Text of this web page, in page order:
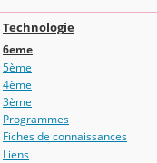
Technologie
6eme
5ème
4ème
3ème
Programmes
Fiches de connaissances
Liens